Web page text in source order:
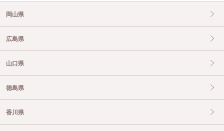
岡山県
広島県
山口県
徳島県
香川県